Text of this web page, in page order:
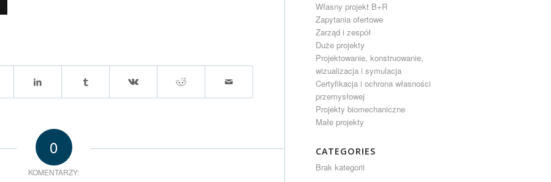
0
KOMENTARZY:
Własny projekt B+R
Zapytania ofertowe
Zarząd i zespół
Duże projekty
Projektowanie, konstruowanie,
wizualizacja i symulacja
Certyfikacja i ochrona własności
przemysłowej
Projekty biomechaniczne
Małe projekty
CATEGORIES
Brak kategorii